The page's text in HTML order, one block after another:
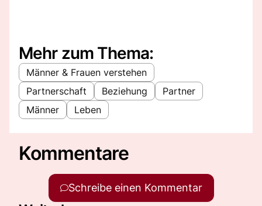
Mehr zum Thema:
Männer & Frauen verstehen
Partnerschaft
Beziehung
Partner
Männer
Leben
Kommentare
Schreibe einen Kommentar